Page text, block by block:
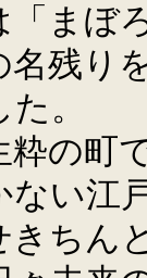
まぼ
残り
。
の町
い江
ちん